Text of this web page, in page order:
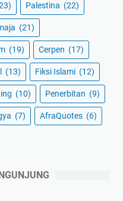
Palestina (22)
(21)
(19) Cerpen (17)
(13) Fiksi Islami (12)
(10) Penerbitan (9)
(7) AfraQuotes (6)